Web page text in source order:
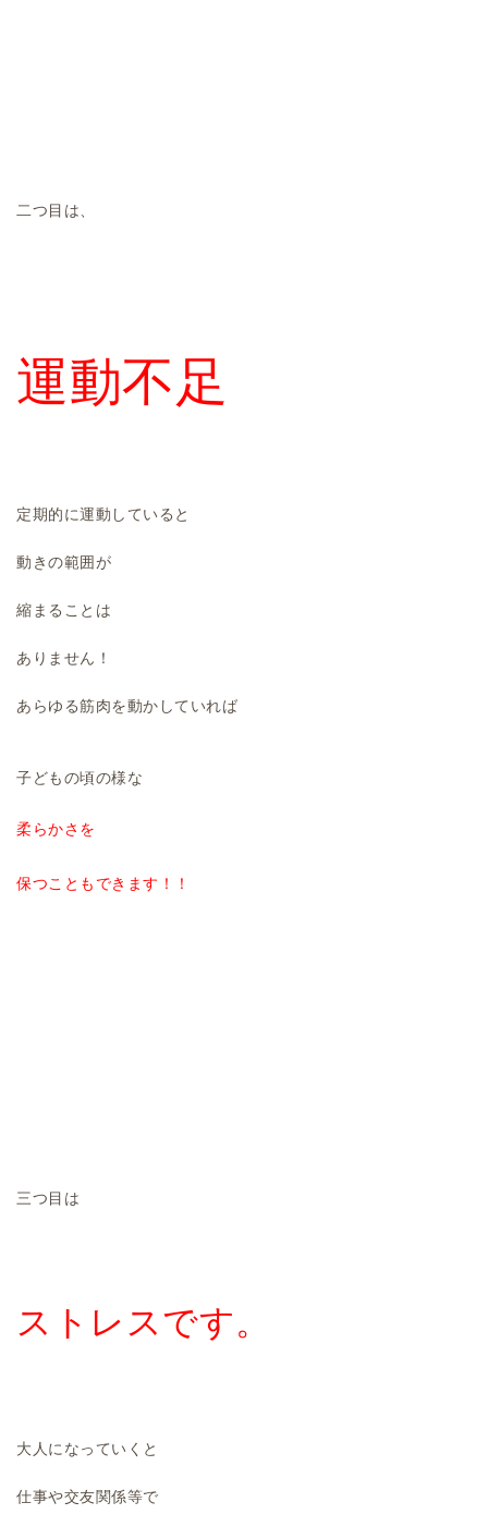
二つ目は、
運動不足
定期的に運動していると
動きの範囲が
縮まることは
ありません！
あらゆる筋肉を動かしていれば
子どもの頃の様な
柔らかさを
保つこともできます！！
三つ目は
ストレスです。
大人になっていくと
仕事や交友関係等で